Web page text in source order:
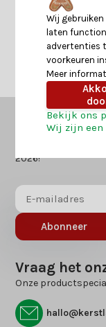
Kerstland.nl
2026!
Abonneer
Vraag het
Onze
Wij
laten
advertenties
voorkeuren
Meer
Bekijk ons
Wij zijn een